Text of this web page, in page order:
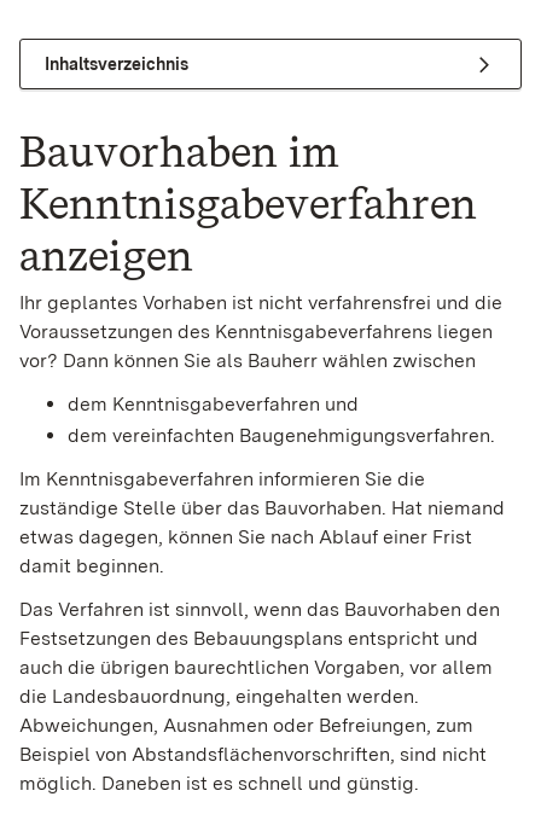
Inhaltsverzeichnis
Bauvorhaben im
Kenntnisgabeverfahren
anzeigen
Ihr geplantes Vorhaben ist nicht verfahrensfrei und die
Voraussetzungen des Kenntnisgabeverfahrens liegen
vor? Dann können Sie als Bauherr wählen zwischen
dem Kenntnisgabeverfahren und
dem vereinfachten Baugenehmigungsverfahren.
Im Kenntnisgabeverfahren informieren Sie die
zuständige Stelle über das Bauvorhaben. Hat niemand
etwas dagegen, können Sie nach Ablauf einer Frist
damit beginnen.
Das Verfahren ist sinnvoll, wenn das Bauvorhaben den
Festsetzungen des Bebauungsplans entspricht und
auch die übrigen baurechtlichen Vorgaben, vor allem
die Landesbauordnung, eingehalten werden.
Abweichungen, Ausnahmen oder Befreiungen, zum
Beispiel von Abstandsflächenvorschriften, sind nicht
möglich. Daneben ist es schnell und günstig.